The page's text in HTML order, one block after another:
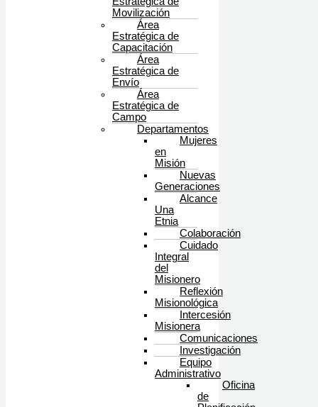
Movilización
Área
Estratégica de
Capacitación
Área
Estratégica de
Envío
Área
Estratégica de
Campo
Departamentos
Mujeres
en
Misión
Nuevas
Generaciones
Alcance
Una
Etnia
Colaboración
Cuidado
Integral
del
Misionero
Reflexión
Misionológica
Intercesión
Misionera
Comunicaciones
Investigación
Equipo
Administrativo
Oficina
de